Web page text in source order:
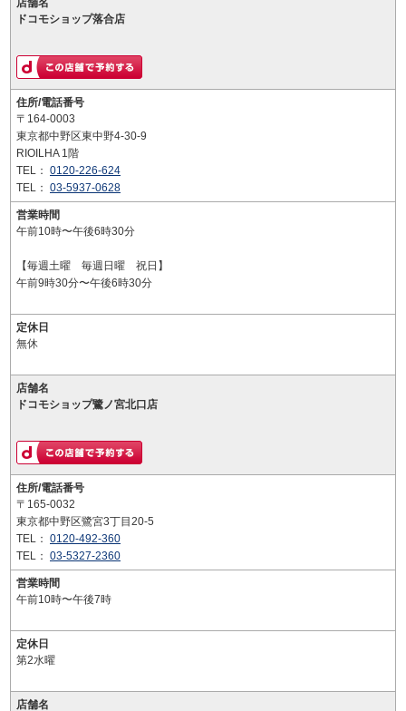
店舗名
ドコモショップ落合店
住所/電話番号
〒164-0003
東京都中野区東中野4-30-9
RIOILHA 1階
TEL： 0120-226-624
TEL： 03-5937-0628
営業時間
午前10時〜午後6時30分
【毎週土曜 毎週日曜 祝日】
午前9時30分〜午後6時30分
定休日
無休
店舗名
ドコモショップ鷺ノ宮北口店
住所/電話番号
〒165-0032
東京都中野区鷺宮3丁目20-5
TEL： 0120-492-360
TEL： 03-5327-2360
営業時間
午前10時〜午後7時
定休日
第2水曜
店舗名